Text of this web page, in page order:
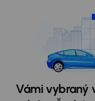
Vámi vybraný